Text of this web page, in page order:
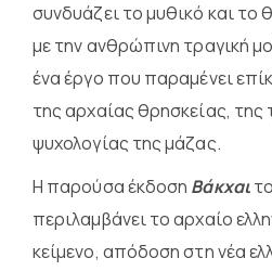
συνδυάζει το μυθικό και το
με την ανθρώπινη τραγική
ένα έργο που παραμένει
της αρχαίας θρησκείας, της
ψυχολογίας της μάζας.
Η παρούσα έκδοση Βάκχαι
περιλαμβάνει το αρχαίο
κείμενο, απόδοση στη νέα